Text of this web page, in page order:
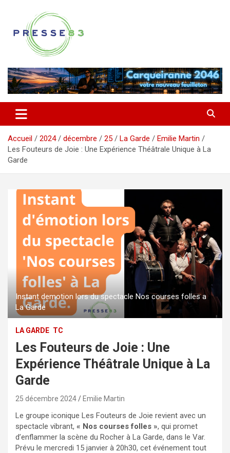
contenu
Presse 83
Accueil 2024 décembre 25 La Garde
Emilie Martin
Les Fouteurs de Joie : Une Expérience Théâtrale Unique à La
Garde
Instant demotion lors du spectacle Nos courses folles a
La Garde
LA GARDE TC
Les Fouteurs de Joie : Une
Expérience Théâtrale Unique à La
Garde
25 décembre 2024 Emilie Martin
Le groupe iconique Les Fouteurs de Joie revient avec un
spectacle vibrant, « Nos courses folles », qui promet
d’enflammer la scène du Rocher à La Garde, dans le Var.
Prévu le mercredi 15 janvier à 20h30, cet événement tout